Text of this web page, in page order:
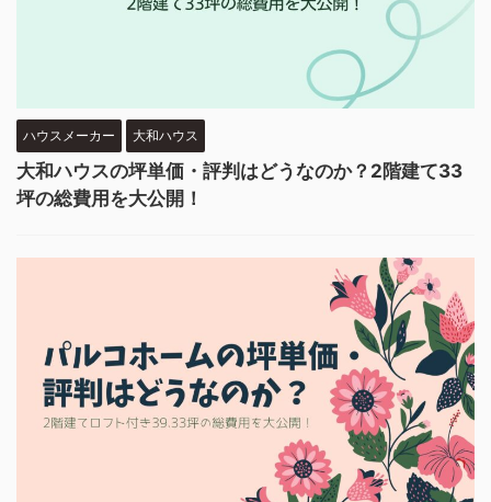
ハウスメーカー 大和ハウス
大和ハウスの坪単価・評判はどうなのか？2階建て33
坪の総費用を大公開！